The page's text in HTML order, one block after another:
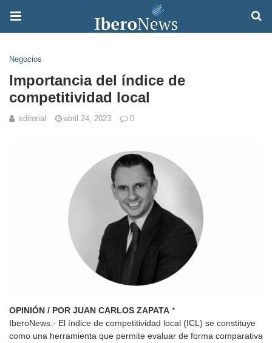
Negocios
Importancia del índice de
competitividad local
editorial abril 24, 2023 0
OPINIÓN / POR JUAN CARLOS ZAPATA *
IberoNews.- El índice de competitividad local (ICL) se constituye
como una herramienta que permite evaluar de forma comparativa